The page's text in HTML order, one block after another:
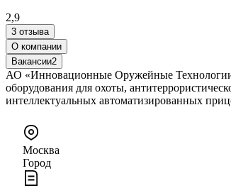
2,9
3 отзыва
О компании
Вакансии2
АО «Инновационные Оружейные
оборудования для охоты,
интеллектуальных автоматизированных
Москва
Город